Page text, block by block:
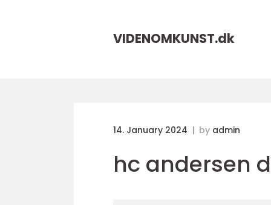
VIDENOMKUNST.dk
14. January 2024 by admin
hc andersen